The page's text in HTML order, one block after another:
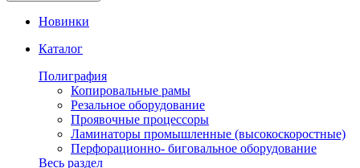
Новинки
Каталог
Полиграфия
Копировальные рамы
Резальное оборудование
Проявочные процессоры
Ламинаторы промышленные (высокоскоростные)
Перфорационно- биговальное оборудование
Весь раздел